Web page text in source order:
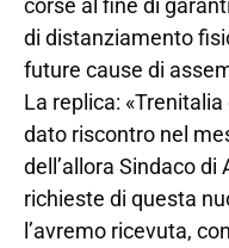
corse al fine di
di distanziamento
future cause di
La replica:
dato riscontro nel
dell’allora Sindaco
richieste di questa
l’avremo ricevuta,